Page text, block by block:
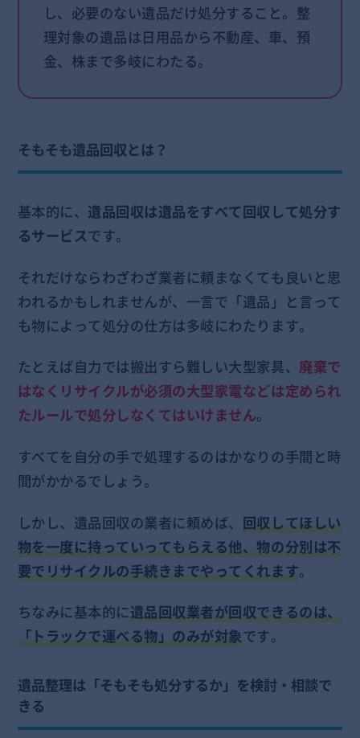
し、必要のない遺品だけ処分すること。整
理対象の遺品は日用品から不動産、車、預
金、株まで多岐にわたる。
そもそも遺品回収とは？
基本的に、 遺品回収は遺品をすべて回収して処分す
るサービスです。
それだけならわざわざ業者に頼まなくても良いと思
われるかもしれませんが、一言で「遺品」と言って
も物によって処分の仕方は多岐にわたります。
たとえば自力では搬出すら難しい大型家具、廃棄で
はなくリサイクルが必須の大型家電などは定められ
たルールで処分しなくてはいけません。
すべてを自分の手で処理するのはかなりの手間と時
間がかかるでしょう。
しかし、遺品回収の業者に頼めば、 回収してほしい
物を一度に持っていってもらえる他、物の分別は不
要でリサイクルの手続きまでやってくれます。
ちなみに基本的に遺品回収業者が回収できるのは、
「トラックで運べる物」のみが対象です。
遺品整理は「そもそも処分するか」を検討・相談で
きる